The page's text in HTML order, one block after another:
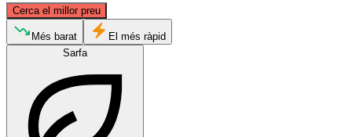
Cerca el millor preu
Més barat
El més ràpid
Sarfa